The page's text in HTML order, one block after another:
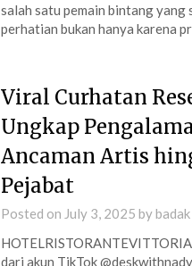
salah satu pemain bintang
perhatian bukan hanya karena
Viral Curhatan
Ungkap
Ancaman Artis
Pejabat
Posted on July 3, 2025 bybadak
dari akun TikTok